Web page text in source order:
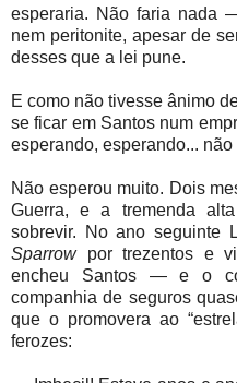
esperaria. Não faria nada
nem peritonite, apesar de
desses que a lei pune.
E como não tivesse ânimo
se ficar em Santos num
esperando, esperando...
Não esperou muito. Dois
Guerra, e a tremenda
sobrevir. No ano seguinte
Sparrowpor trezentos e
encheu Santos — e o
companhia de seguros
que o promovera ao
ferozes: